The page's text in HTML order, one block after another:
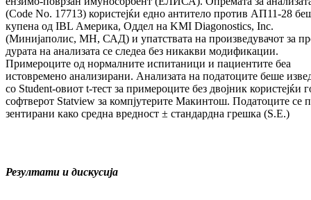
(Code No. 17713) користејќи едно антитело против AП11-28
купена од IBL Америка, Оддел на KMI Diagonostics, Inc.
(Минијаполис, МН, САД) и упатствата на произведувачот за
ду­рата на анализата се следеа без никакви модифи­ка­ции.
Примероците од нормалните ис­пи­таници и пациентите беа
истовремено анали­зи­рани. Ана­ли­зата на податоците беше
со Student-овиот t-тест за примероците без двојник користејќи
софтверот Statview за компју­те­ри­те Макинтош. Податоците се
зен­­тирани како средна вредност ± стандардна грешка (S.E.)
Резултати и дискусија